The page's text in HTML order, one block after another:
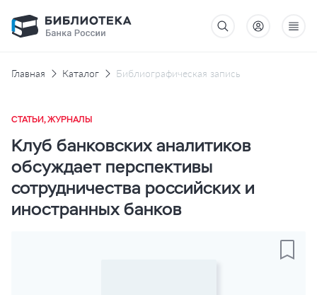
Главная Каталог Библиографическая запись
СТАТЬИ, ЖУРНАЛЫ
Клуб банковских аналитиков
обсуждает перспективы
сотрудничества российских и
иностранных банков